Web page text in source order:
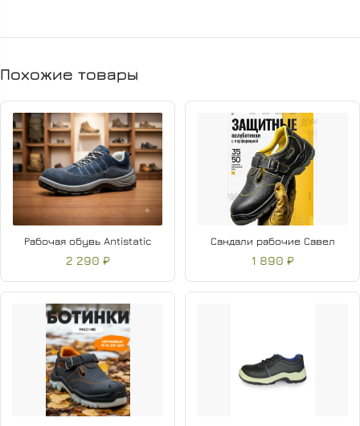
Похожие товары
Рабочая обувь Antistatic
2 290 ₽
Сандали рабочие Савел
1 890 ₽